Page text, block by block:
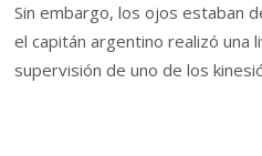
Sin embargo, los ojos estaban
el capitán argentino realizó una
supervisión de uno de los